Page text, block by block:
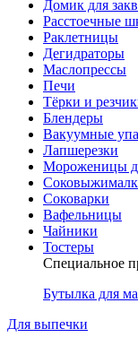
Домик для
Расстоечные
Раклетницы
Дегидраторы
Маслопрессы
Печи
Тёрки и
Блендеры
Вакуумные
Лапшерезки
Мороженицы
Соковарки
Вафельницы
Чайники
Тостеры
Специальное
Бутылка для
Для выпечки